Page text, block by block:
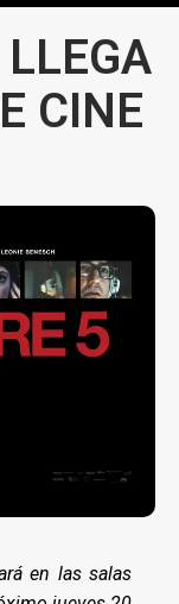
CINE
en las salas